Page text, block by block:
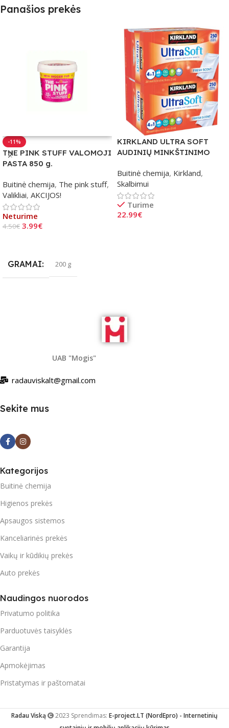
Panašios prekės
-11%
THE PINK STUFF VALOMOJI
PASTA 850 g.
Buitinė chemija, The pink stuff,
Valikliai, AKCIJOS!
Neturime
4.50€ 3.99€
GRAMAI 200 g
KIRKLAND ULTRA SOFT
AUDINIŲ MINKŠTINIMO
Buitinė chemija, Kirkland,
Skalbimui
Turime
22.99€
UAB "Mogis"
radauviskalt@gmail.com
Sekite mus
Kategorijos
Buitinė chemija
Higienos prekės
Apsaugos sistemos
Kanceliarinės prekės
Vaikų ir kūdikių prekės
Auto prekės
Naudingos nuorodos
Privatumo politika
Parduotuvės taisyklės
Garantija
Apmokėjimas
Pristatymas ir paštomatai
Radau Viską 2023 Sprendimas: E-project.LT (NordEpro) - Internetinių